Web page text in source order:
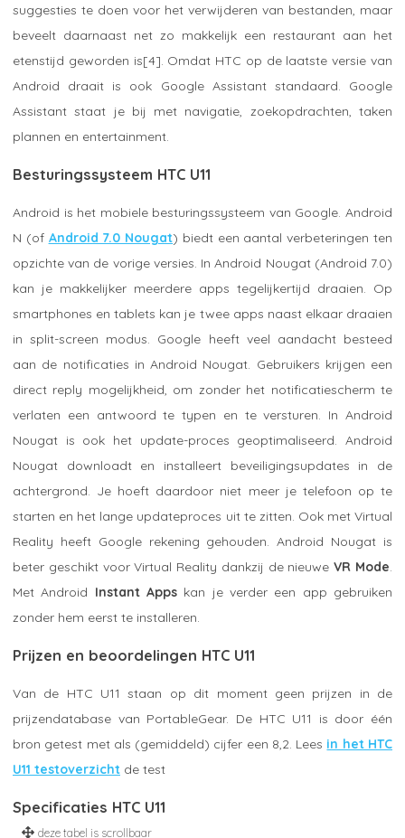
suggesties te doen voor het verwijderen van bestanden, maar
beveelt daarnaast net zo makkelijk een restaurant aan het
etenstijd geworden is[4]. Omdat HTC op de laatste versie van
Android draait is ook Google Assistant standaard. Google
Assistant staat je bij met navigatie, zoekopdrachten, taken
plannen en entertainment.
Besturingssysteem HTC U11
Android is het mobiele besturingssysteem van Google. Android
N (of Android 7.0 Nougat) biedt een aantal verbeteringen ten
opzichte van de vorige versies. In Android Nougat (Android 7.0)
kan je makkelijker meerdere apps tegelijkertijd draaien. Op
smartphones en tablets kan je twee apps naast elkaar draaien
in split-screen modus. Google heeft veel aandacht besteed
aan de notificaties in Android Nougat. Gebruikers krijgen een
direct reply mogelijkheid, om zonder het notificatiescherm te
verlaten een antwoord te typen en te versturen. In Android
Nougat is ook het update-proces geoptimaliseerd. Android
Nougat downloadt en installeert beveiligingsupdates in de
achtergrond. Je hoeft daardoor niet meer je telefoon op te
starten en het lange updateproces uit te zitten. Ook met Virtual
Reality heeft Google rekening gehouden. Android Nougat is
beter geschikt voor Virtual Reality dankzij de nieuweVR Mode
Met Android Instant Apps kan je verder een app gebruiken
zonder hem eerst te installeren.
Prijzen en beoordelingen HTC U11
Van de HTC U11 staan op dit moment geen prijzen in de
prijzendatabase van PortableGear. De HTC U11 is door één
bron getest met als (gemiddeld) cijfer een 8,2. Lees in het HTC
U11 testoverzicht de test
Specificaties HTC U11